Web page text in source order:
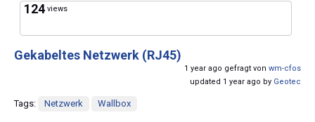
124 views
Gekabeltes Netzwerk (RJ45)
1 year ago gefragt von wm-cfos
updated 1 year ago by Geotec
Tags: Netzwerk Wallbox